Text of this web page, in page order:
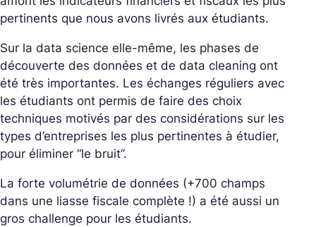
pertinents que nous avons livrés aux étudiants.
Sur la data science elle-même, les phases de
découverte des données et de data cleaning ont
été très importantes. Les échanges réguliers avec
les étudiants ont permis de faire des choix
techniques motivés par des considérations sur les
types d’entreprises les plus pertinentes à étudier,
pour éliminer “le bruit”.
La forte volumétrie de données (+700 champs
dans une liasse fiscale complète !) a été aussi un
gros challenge pour les étudiants.